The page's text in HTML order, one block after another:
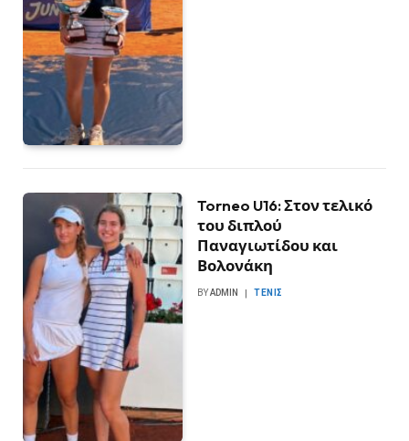
Torneo U16: Στον τελικό
του διπλού
Παναγιωτίδου και
Βολονάκη
BYADMIN ΤΈΝΙΣ